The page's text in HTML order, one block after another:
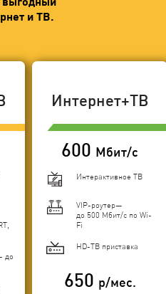
и ТВ.
до
Интернет+ТВ
600 Мбит/с
Интерактивное ТВ
VIP-роутер—
до 500 Мбит/с по Wi-
Fi
HD-ТВ приставка
650 р/мес.